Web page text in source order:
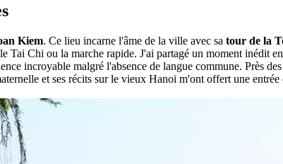
Kiem. Ce lieu incarne l'âme de la ville avec sa tour de la
Tai Chi ou la marche rapide. J'ai partagé un moment inédit
incroyable malgré l'absence de langue commune. Près
et ses récits sur le vieux Hanoi m'ont offert une entrée